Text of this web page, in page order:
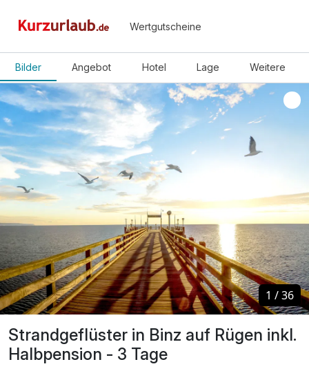
Wertgutscheine
Bilder Angebot Hotel Lage Weitere
Strandgeflüster in Binz auf Rügen inkl.
Halbpension - 3 Tage
1 /36
1 /36